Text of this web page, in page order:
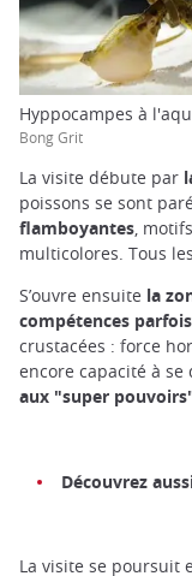
Hyppocampes à
Bong Grit
La visite débute par
poissons se sont
flamboyantes,
multicolores. Tous
S’ouvre ensuite la
compétences
crustacées : force
encore capacité à
aux "super
Découvrez
La visite se poursuit